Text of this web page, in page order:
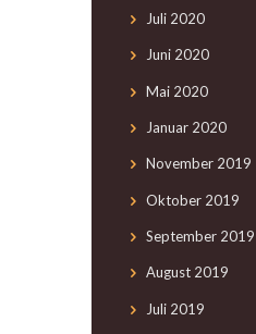
Juli 2020
Juni 2020
Mai 2020
Januar 2020
November 2019
Oktober 2019
September 2019
August 2019
Juli 2019